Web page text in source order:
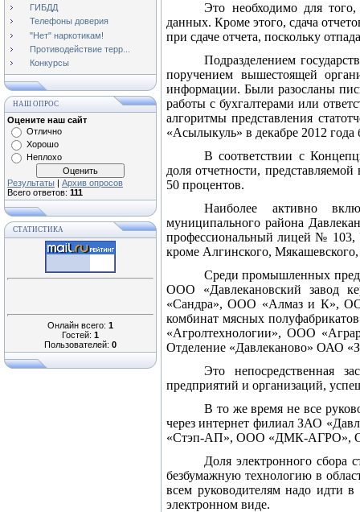
ГИБДД
Телефоны доверия
"Нет" наркотикам!
Противодействие терр...
Конкурсы
НАШ ОПРОС
Оцените наш сайт
Отлично
Хорошо
Неплохо
Результаты | Архив опросов
Всего ответов: 111
СТАТИСТИКА
Онлайн всего: 1
Гостей: 1
Пользователей: 0
Это необходимо для того,
данных. Кроме этого, сдача
при сдаче отчета, поскольку
Подразделением
поручением вышестоящей
информации. Были разосланы
работы с бухгалтерами или
алгоритмы представления
«Асылыкуль» в декабре 2012 года
В соответствии с
доля отчетности,
50 процентов.
Наиболее активно
муниципального района
профессиональный лицей № 103,
кроме Алгинского, Мякашевского,
Среди промышленных
ООО «Давлекановский завод
«Сандра», ООО «Алмаз и К»,
комбинат мясных
«Агролтехнологии», ООО
Отделение «Давлеканово» ОАО
Это непосредственная
предприятий и организаций,
В то же время не все
через интернет филиал ЗАО
«Стэп-АП», ООО «ДМК-АГРО»,
Доля электронного сбора
безбумажную технологию в
всем руководителям надо идти в
электронном виде.